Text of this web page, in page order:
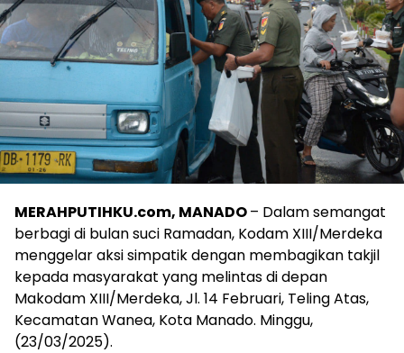
MERAHPUTIHKU.com, MANADO– Dalam semangat
berbagi di bulan suci Ramadan, Kodam XIII/Merdeka
menggelar aksi simpatik dengan membagikan takjil
kepada masyarakat yang melintas di depan
Makodam XIII/Merdeka, Jl. 14 Februari, Teling Atas,
Kecamatan Wanea, Kota Manado. Minggu,
(23/03/2025).